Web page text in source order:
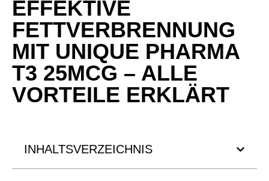
EFFEKTIVE
FETTVERBRENNUNG
MIT UNIQUE PHARMA
T3 25MCG – ALLE
VORTEILE ERKLÄRT
INHALTSVERZEICHNIS